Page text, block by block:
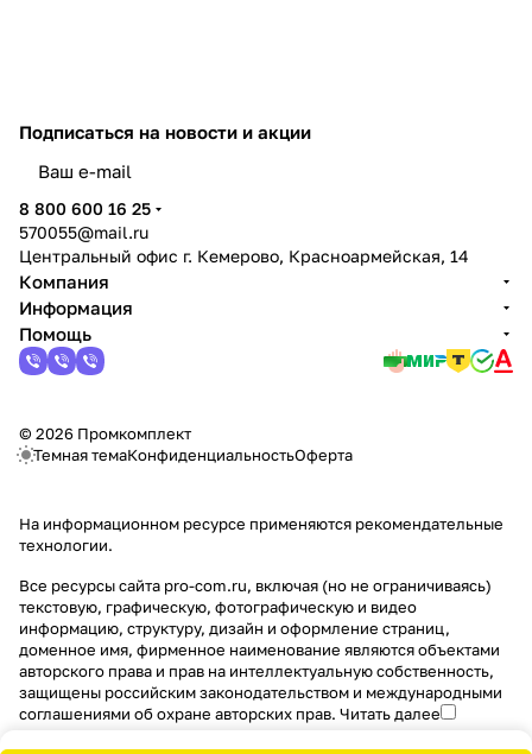
Подписаться на новости и акции
8 800 600 16 25
570055@mail.ru
Центральный офис г. Кемерово, Красноармейская, 14
Компания
Информация
Помощь
© 2026 Промкомплект
Темная темаКонфиденциальностьОферта
На информационном ресурсе применяются рекомендательные
технологии.
Все ресурсы сайта pro-com.ru, включая (но не ограничиваясь)
текстовую, графическую, фотографическую и видео
информацию, структуру, дизайн и оформление страниц,
доменное имя, фирменное наименование являются объектами
авторского права и прав на интеллектуальную собственность,
защищены российским законодательством и международными
соглашениями об охране авторских прав. Читать далее